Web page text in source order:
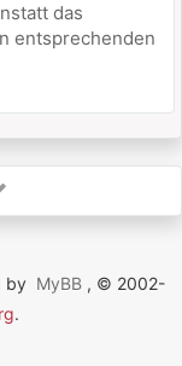
das
entsprechenden
by MyBB , © 2002-
.